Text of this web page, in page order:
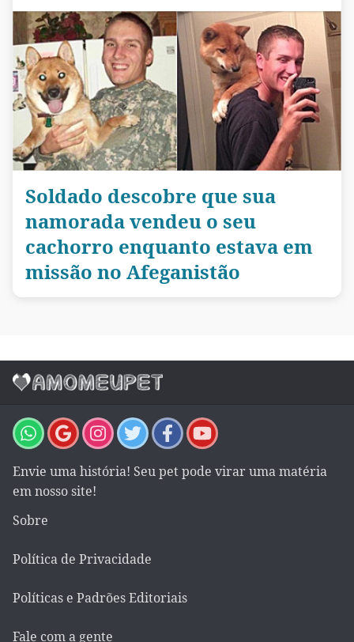
Soldado descobre que sua
namorada vendeu o seu
cachorro enquanto estava em
missão no Afeganistão
Envie uma história! Seu pet pode virar uma matéria
em nosso site!
Sobre
Política de Privacidade
Políticas e Padrões Editoriais
Fale com a gente